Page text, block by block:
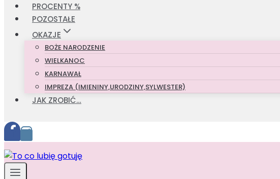
PROCENTY %
POZOSTAŁE
OKAZJE
BOŻE NARODZENIE
WIELKANOC
KARNAWAŁ
IMPREZA (IMIENINY,URODZINY,SYLWESTER)
JAK ZROBIĆ…